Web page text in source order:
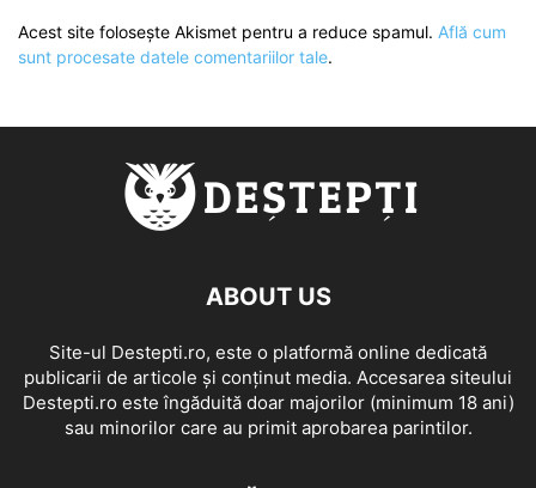
Acest site folosește Akismet pentru a reduce spamul. Află cum
sunt procesate datele comentariilor tale.
ABOUT US
Site-ul Destepti.ro, este o platformă online dedicată
publicarii de articole și conținut media. Accesarea siteului
Destepti.ro este îngăduită doar majorilor (minimum 18 ani)
sau minorilor care au primit aprobarea parintilor.